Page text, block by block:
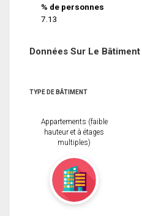
% de personnes
7.13
Données Sur Le Bâtiment
TYPE DE BÂTIMENT
Appartements (faible
hauteur et à étages
multiples)